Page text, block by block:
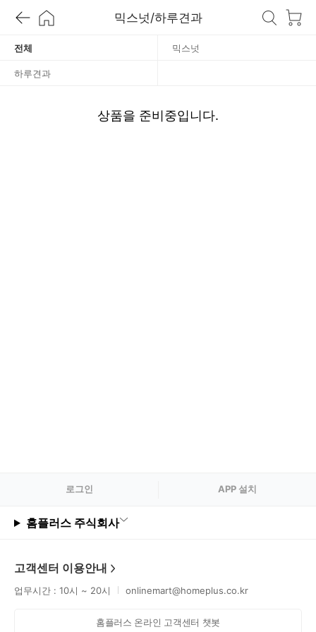
믹스넛/하루견과
전체 믹스넛
하루견과
상품을 준비중입니다.
로그인 APP 설치
홈플러스 주식회사
고객센터 이용안내
업무시간 : 10시 ~ 20시 onlinemart@homeplus.co.kr
홈플러스 온라인 고객센터 챗봇